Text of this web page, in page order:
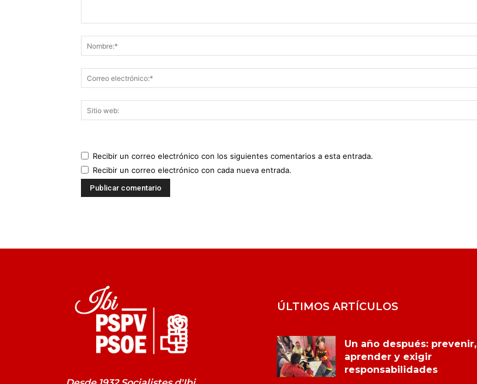
Recibir un correo electrónico con los siguientes comentarios a esta entrada.
Recibir un correo electrónico con cada nueva entrada.
ÚLTIMOS ARTÍCULOS
Un año después: prevenir,
aprender y exigir
responsabilidades